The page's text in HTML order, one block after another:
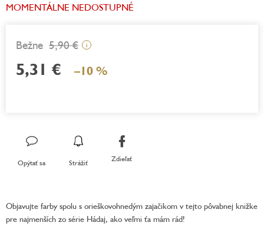
MOMENTÁLNE NEDOSTUPNÉ
5,90 € i
5,31 € –10 %
Opýtať sa Strážiť Zdieľať
Objavujte farby spolu s orieškovohnedým zajačikom v tejto pôvabnej knižke
pre najmenších zo série Hádaj, ako veľmi ťa mám rád!